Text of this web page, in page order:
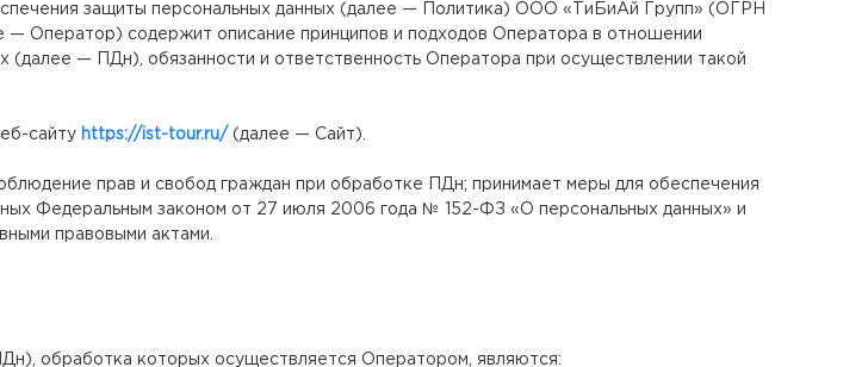
защиты персональных данных (далее — Политика) ООО «ТиБиАй Групп» (ОГРН
— Оператор) содержит описание принципов и подходов Оператора в отношении
(далее — ПДн), обязанности и ответственность Оператора при осуществлении такой
сайту https://ist-tour.ru/ (далее — Сайт).
прав и свобод граждан при обработке ПДн; принимает меры для обеспечения
Федеральным законом от 27 июля 2006 года № 152-ФЗ «О персональных данных» и
правовыми актами.
обработка которых осуществляется Оператором, являются: